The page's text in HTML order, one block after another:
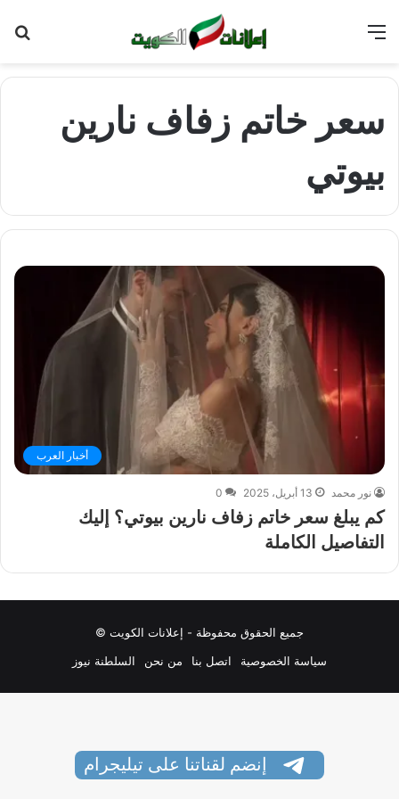
سعر خاتم زفاف نارين
بيوتي
أخبار العرب
نور محمد 13 أبريل، 2025 0
كم يبلغ سعر خاتم زفاف نارين بيوتي؟ إليك
التفاصيل الكاملة
جميع الحقوق محفوظة - إعلانات الكويت ©
سياسة الخصوصية
اتصل بنا من نحن السلطنة نيوز
إنضم لقناتنا على تيليجرام